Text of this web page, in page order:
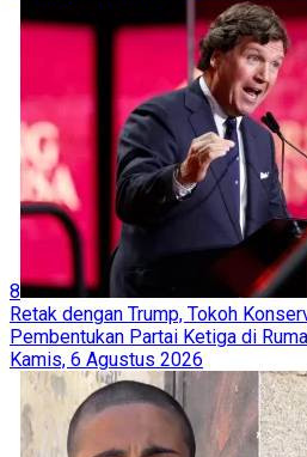
8
Retak dengan Trump, Tokoh
Pembentukan Partai Ketiga di
Kamis, 6 Agustus 2026